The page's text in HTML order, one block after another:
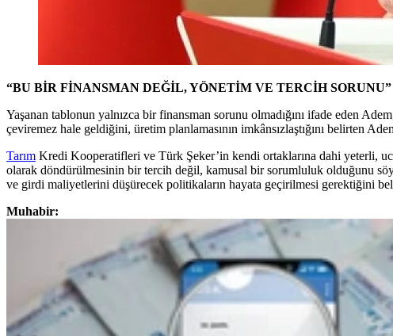
“BU BİR FİNANSMAN DEĞİL, YÖNETİM VE TERCİH SORUNU”
Yaşanan tablonun yalnızca bir finansman sorunu olmadığını ifade eden
çeviremez hale geldiğini, üretim planlamasının imkânsızlaştığını belirten
Tarım Kredi Kooperatifleri ve Türk Şeker’in kendi ortaklarına dahi yeterli,
olarak döndürülmesinin bir tercih değil, kamusal bir sorumluluk olduğunu
ve girdi maliyetlerini düşürecek politikaların hayata geçirilmesi gerektiğini
Muhabir: